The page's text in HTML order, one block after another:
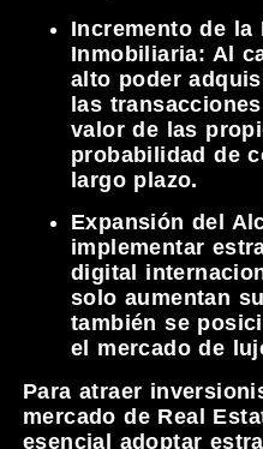
Incremento de la
Inmobiliaria: Al
alto poder
las
valor de las
probabilidad de
largo plazo.
Expansión del
implementar
digital
solo aumentan
también se
el mercado de
Para atraer
mercado de Real
esencial adoptar